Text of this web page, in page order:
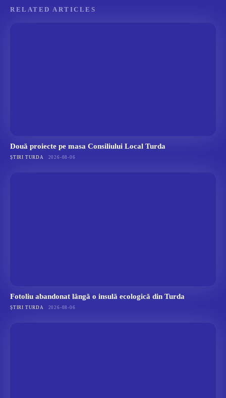
RELATED ARTICLES
Două proiecte pe masa Consiliului Local Turda
ȘTIRI TURDA 2026-08-06
Fotoliu abandonat lângă o insulă ecologică din Turda
ȘTIRI TURDA 2026-08-06